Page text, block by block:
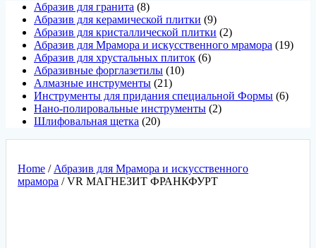
Абразив для гранита 8
Абразив для керамической плитки 9
Абразив для кристаллической плитки
2
Абразив для Мрамора и искусственного мрамора
19
Абразив для хрустальных плиток 6
Абразивные форглазетилы 10
Алмазные инструменты 21
Инструменты для придания специальной Формы 6
Нано-полировальные инструменты 2
Шлифовальная щетка
20
Home / Абразив для Мрамора и искусственного
мрамора / VR МАГНЕЗИТ ФРАНКФУРТ